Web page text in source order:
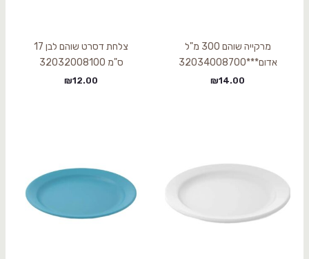
מרקייה שוהם 300 מ"ל
אדום***32034008700
₪14.00
צלחת דסרט שוהם לבן 17
ס"מ 32032008100
₪12.00